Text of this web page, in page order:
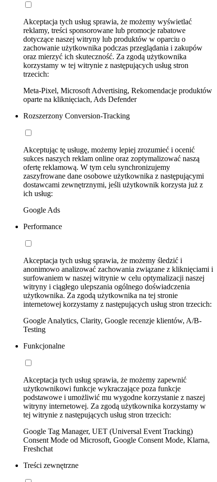
Akceptacja tych usług sprawia, że możemy wyświetlać
reklamy, treści sponsorowane lub promocje rabatowe
dotyczące naszej witryny lub produktów w oparciu o
zachowanie użytkownika podczas przeglądania i zakupów
oraz mierzyć ich skuteczność. Za zgodą użytkownika
korzystamy w tej witrynie z następujących usług stron
trzecich:
Meta-Pixel, Microsoft Advertising, Rekomendacje produktów
oparte na kliknięciach, Ads Defender
Rozszerzony Conversion-Tracking
Akceptując tę usługę, możemy lepiej zrozumieć i ocenić
sukces naszych reklam online oraz zoptymalizować naszą
ofertę reklamową. W tym celu synchronizujemy
zaszyfrowane dane osobowe użytkownika z następującymi
dostawcami zewnętrznymi, jeśli użytkownik korzysta już z
ich usług:
Google Ads
Performance
Akceptacja tych usług sprawia, że możemy śledzić i
anonimowo analizować zachowania związane z kliknięciami i
surfowaniem w naszej witrynie w celu optymalizacji naszej
witryny i ciągłego ulepszania ogólnego doświadczenia
użytkownika. Za zgodą użytkownika na tej stronie
internetowej korzystamy z następujących usług stron trzecich:
Google Analytics, Clarity, Google recenzje klientów, A/B-
Testing
Funkcjonalne
Akceptacja tych usług sprawia, że możemy zapewnić
użytkownikowi funkcje wykraczające poza funkcje
podstawowe i umożliwić mu wygodne korzystanie z naszej
witryny internetowej. Za zgodą użytkownika korzystamy w
tej witrynie z następujących usług stron trzecich:
Google Tag Manager, UET (Universal Event Tracking)
Consent Mode od Microsoft, Google Consent Mode, Klarna,
Freshchat
Treści zewnętrzne